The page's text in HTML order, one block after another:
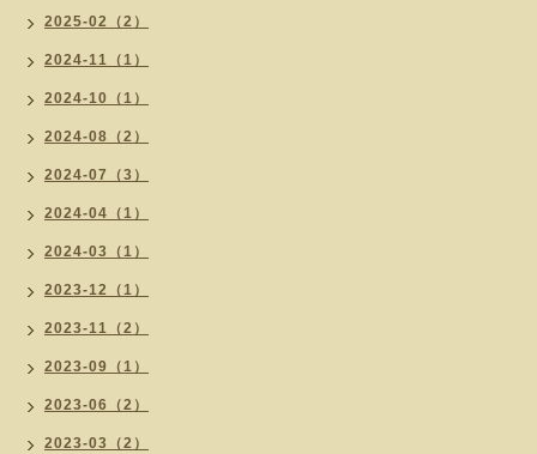
2025-02（2）
2024-11（1）
2024-10（1）
2024-08（2）
2024-07（3）
2024-04（1）
2024-03（1）
2023-12（1）
2023-11（2）
2023-09（1）
2023-06（2）
2023-03（2）